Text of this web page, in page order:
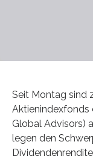
Seit Montag sind
Aktienindexfonds
Global Advisors)
legen den